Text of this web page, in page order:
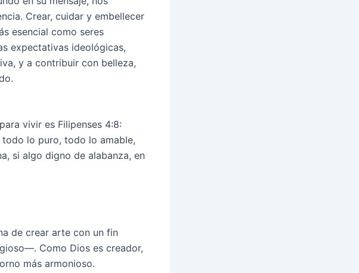
Crear, cuidar y embellecer
esencial como seres
expectativas ideológicas,
y a contribuir con belleza,
vivir es Filipenses 4:8:
lo puro, todo lo amable,
si algo digno de alabanza, en
de crear arte con un fin
Como Dios es creador,
más armonioso.